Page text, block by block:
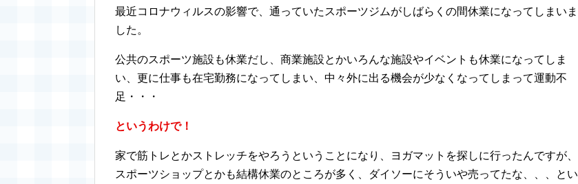
最近コロナウィルスの影響で、通っていたスポーツジムがしばらくの間休業になってしまいま
した。
公共のスポーツ施設も休業だし、商業施設とかいろんな施設やイベントも休業になってしま
い、更に仕事も在宅勤務になってしまい、中々外に出る機会が少なくなってしまって運動不
足・・・
というわけで！
家で筋トレとかストレッチをやろうということになり、ヨガマットを探しに行ったんですが、
スポーツショップとかも結構休業のところが多く、ダイソーにそういや売ってたな、、、とい